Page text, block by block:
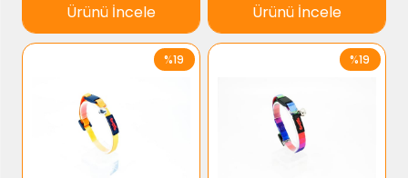
Ürünü İncele Ürünü İncele
%19 %19